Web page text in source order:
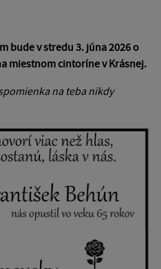
bude v stredu 3. júna 2026 o
miestnom cintoríne v Krásnej.
na teba nikdy